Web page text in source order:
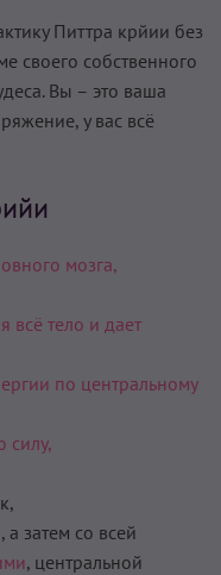
Питтра крйии без
своего собственного
Вы – это ваша
у вас всё
мозга,
всё тело и дает
по центральному
силу,
, а затем со всей
, центральной